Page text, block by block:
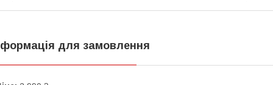
для замовлення